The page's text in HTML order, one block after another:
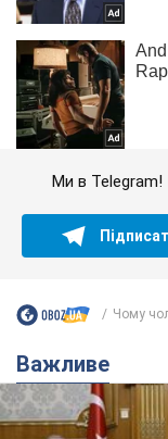
Ми в Telegram!
Чому
Важливе